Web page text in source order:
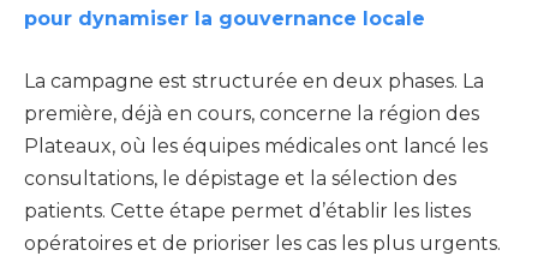
pour dynamiser la gouvernance locale
La campagne est structurée en deux phases. La
première, déjà en cours, concerne la région des
Plateaux, où les équipes médicales ont lancé les
consultations, le dépistage et la sélection des
patients. Cette étape permet d’établir les listes
opératoires et de prioriser les cas les plus urgents.